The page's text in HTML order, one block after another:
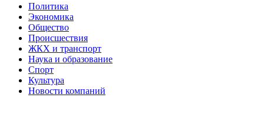
Политика
Экономика
Общество
Происшествия
ЖКХ и транспорт
Наука и образование
Спорт
Культура
Новости компаний